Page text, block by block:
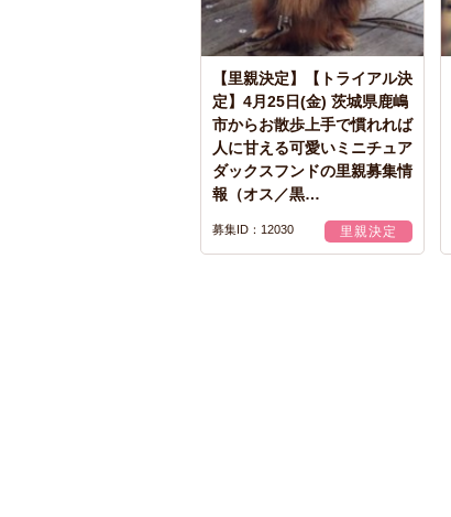
【里親決定】【トライアル決
定】4月25日(金) 茨城県鹿嶋
市からお散歩上手で慣れれば
人に甘える可愛いミニチュア
ダックスフンドの里親募集情
報（オス／黒…
募集ID：12030 里親決定